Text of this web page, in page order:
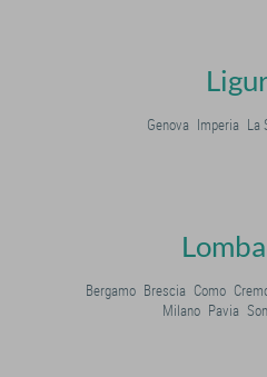
Genova Imperia La
Bergamo Brescia Como
Milano Pavia